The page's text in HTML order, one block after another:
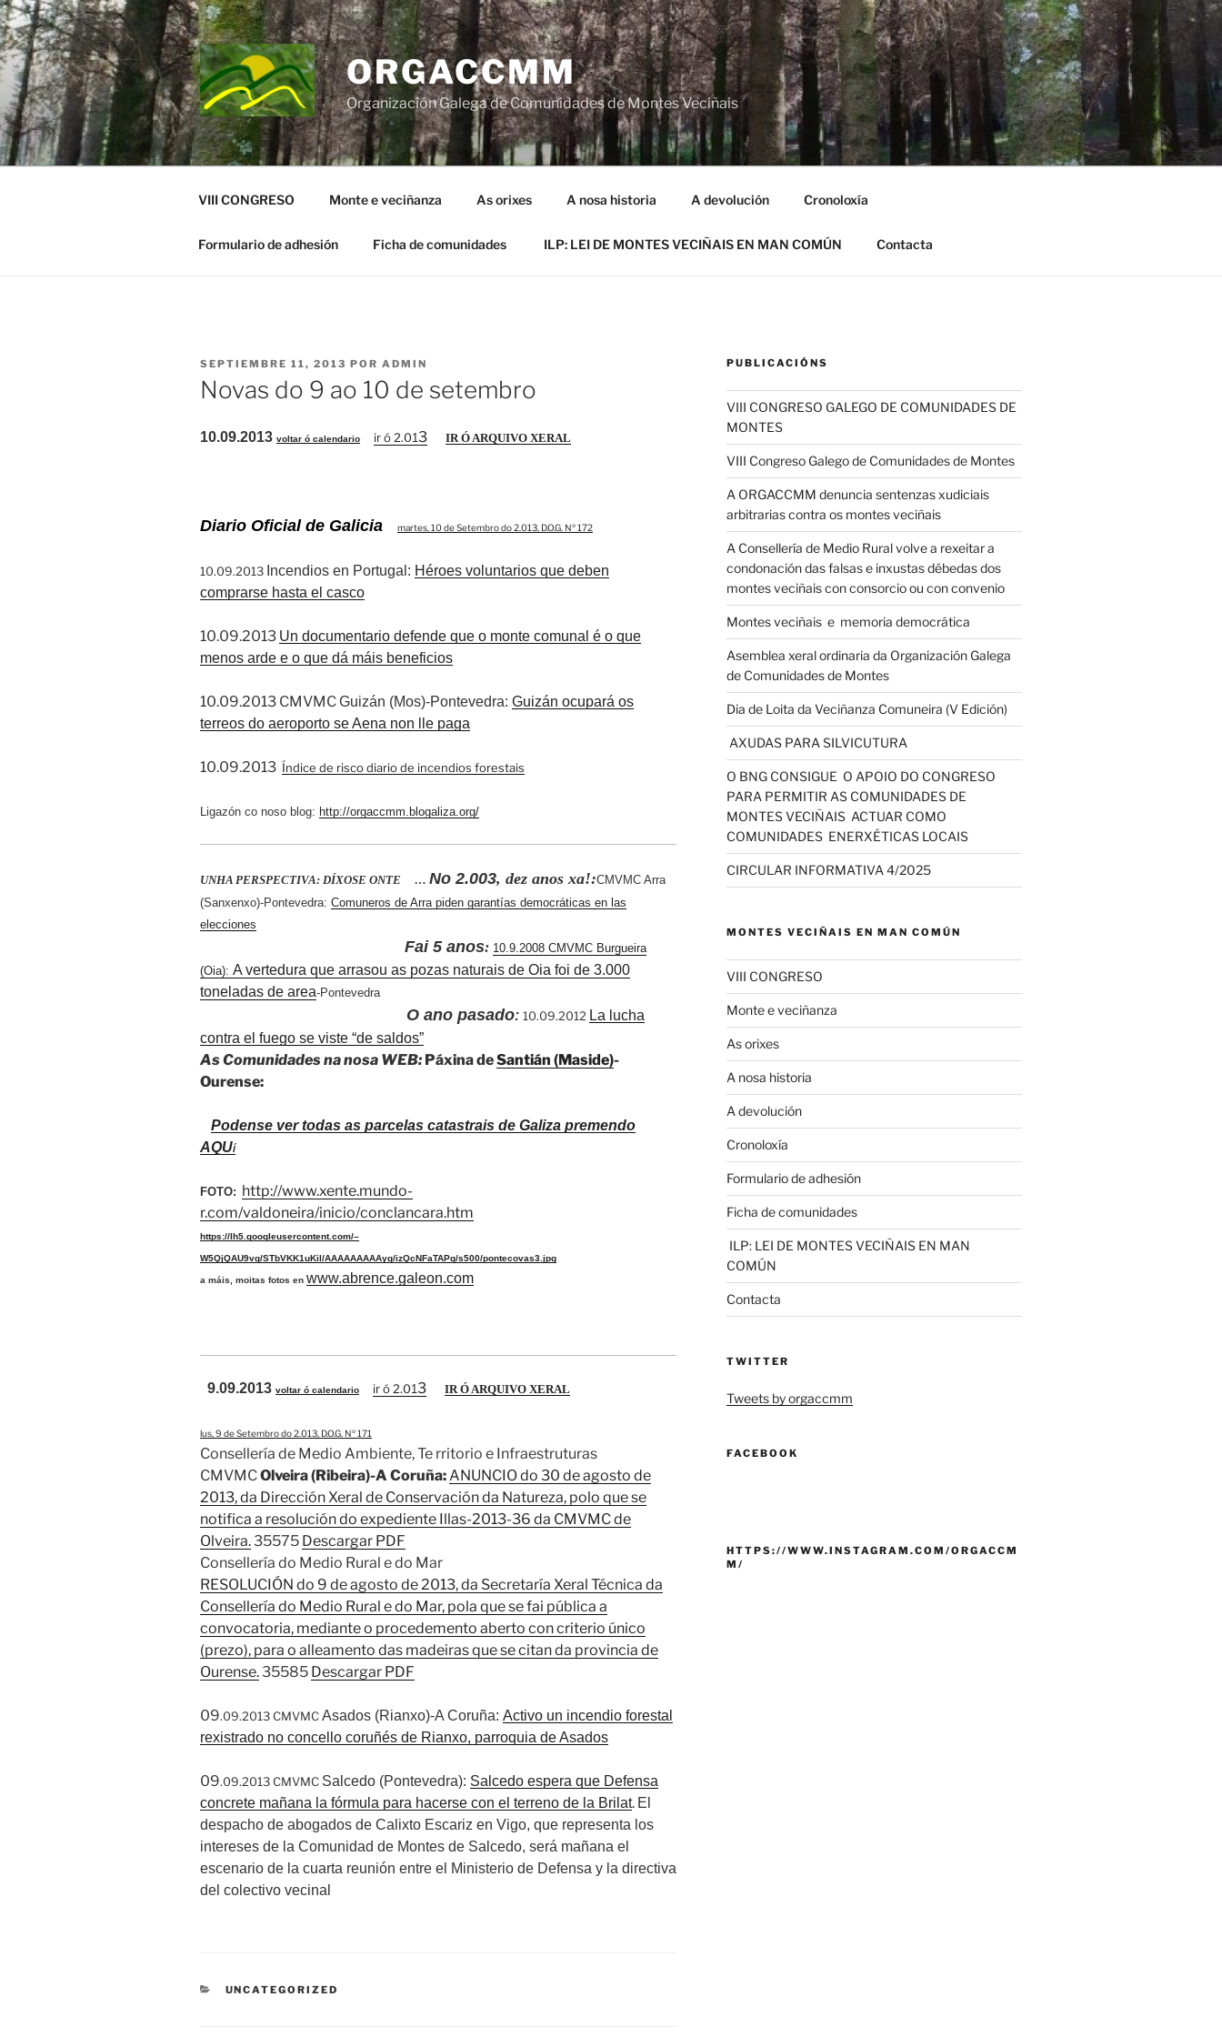
Saltar
al
contenido
ORGACCMM
Organización Galega de Comunidades de Montes Veciñais
VIII CONGRESO Monte e veciñanza As orixes A nosa historia A devolución Cronoloxía
Formulario de adhesión Ficha de comunidades ILP: LEI DE MONTES VECIÑAIS EN MAN COMÚN Contacta
PUBLICADO
EL
SEPTIEMBRE 11, 2013 POR ADMIN
Novas do 9 ao 10 de setembro
10.09.2013 voltar ó calendario ir ó 2.013 IR Ó ARQUIVO XERAL
Diario Oficial de Galicia martes, 10 de Setembro do 2.013, D.O.G. Nº 172
10.09.2013 Incendios en Portugal: Héroes voluntarios que deben
comprarse hasta el casco
10.09.2013 Un documentario defende que o monte comunal é o que
menos arde e o que dá máis beneficios
10.09.2013 CMVMCGuizán (Mos)-Pontevedra: Guizán ocupará os
terreos do aeroporto se Aena non lle paga
10.09.2013 Índice de risco diario de incendios forestais
Ligazón co noso blog: http://orgaccmm.blogaliza.org/
UNHA PERSPECTIVA: DÍXOSE ONTE … No 2.003, dez anos xa!:CMVMC Arra
(Sanxenxo)-Pontevedra: Comuneros de Arra piden garantías democráticas en las
elecciones
Fai 5 anos: 10.9.2008 CMVMC Burgueira
(Oia): A vertedura que arrasou as pozas naturais de Oia foi de 3.000
toneladas de area-Pontevedra
O ano pasado: 10.09.2012 La lucha
contra el fuego se viste “de saldos”
As Comunidades na nosa WEB: Páxina deSantián (Maside)-
Ourense:
Podense ver todas as parcelas catastrais de Galiza premendo
AQUÍ
FOTO: http://www.xente.mundo-
r.com/valdoneira/inicio/conclancara.htm
https://lh5.googleusercontent.com/–
W5QjQAU9vg/STbVKK1uKiI/AAAAAAAAAyg/izQcNFaTAPg/s500/pontecovas3.jpg
a máis, moitas fotos en www.abrence.galeon.com
9.09.2013 voltar ó calendario ir ó 2.013 IR Ó ARQUIVO XERAL
lus, 9 de Setembro do 2.013, D.O.G. Nº 171
Consellería de Medio Ambiente, Te rritorio e Infraestruturas
CMVMCOlveira (Ribeira)-A Coruña:ANUNCIO do 30 de agosto de
2013, da Dirección Xeral de Conservación da Natureza, polo que se
notifica a resolución do expediente Illas-2013-36 da CMVMC de
Olveira.35575 Descargar PDF
Consellería do Medio Rural e do Mar
RESOLUCIÓN do 9 de agosto de 2013, da Secretaría Xeral Técnica da
Consellería do Medio Rural e do Mar, pola que se fai pública a
convocatoria, mediante o procedemento aberto con criterio único
(prezo), para o alleamento das madeiras que se citan da provincia de
Ourense.35585 Descargar PDF
09.09.2013 CMVMCAsados (Rianxo)-A Coruña: Activo un incendio forestal
rexistrado no concello coruñés de Rianxo, parroquia de Asados
09.09.2013 CMVMC Salcedo (Pontevedra): Salcedo espera que Defensa
concrete mañana la fórmula para hacerse con el terreno de la Brilat. El
despacho de abogados de Calixto Escariz en Vigo, que representa los
intereses de la Comunidad de Montes de Salcedo, será mañana el
escenario de la cuarta reunión entre el Ministerio de Defensa y la directiva
del colectivo vecinal
CATEGORÍAS
UNCATEGORIZED
PUBLICACIÓNS
VIII CONGRESO GALEGO DE COMUNIDADES DE
MONTES
VIII Congreso Galego de Comunidades de Montes
A ORGACCMM denuncia sentenzas xudiciais
arbitrarias contra os montes veciñais
A Consellería de Medio Rural volve a rexeitar a
condonación das falsas e inxustas débedas dos
montes veciñais con consorcio ou con convenio
Montes veciñais e memoria democrática
Asemblea xeral ordinaria da Organización Galega
de Comunidades de Montes
Dia de Loita da Veciñanza Comuneira (V Edición)
AXUDAS PARA SILVICUTURA
O BNG CONSIGUE O APOIO DO CONGRESO
PARA PERMITIR AS COMUNIDADES DE
MONTES VECIÑAIS ACTUAR COMO
COMUNIDADES ENERXÉTICAS LOCAIS
CIRCULAR INFORMATIVA 4/2025
MONTES VECIÑAIS EN MAN COMÚN
VIII CONGRESO
Monte e veciñanza
As orixes
A nosa historia
A devolución
Cronoloxía
Formulario de adhesión
Ficha de comunidades
ILP: LEI DE MONTES VECIÑAIS EN MAN
COMÚN
Contacta
TWITTER
Tweets by orgaccmm
FACEBOOK
HTTPS://WWW.INSTAGRAM.COM/ORGACCM
M/